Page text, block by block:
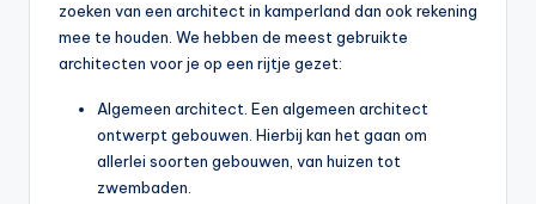
zoeken van een architect in kamperland dan ook rekening
mee te houden. We hebben de meest gebruikte
architecten voor je op een rijtje gezet:
Algemeen architect. Een algemeen architect
ontwerpt gebouwen. Hierbij kan het gaan om
allerlei soorten gebouwen, van huizen tot
zwembaden.